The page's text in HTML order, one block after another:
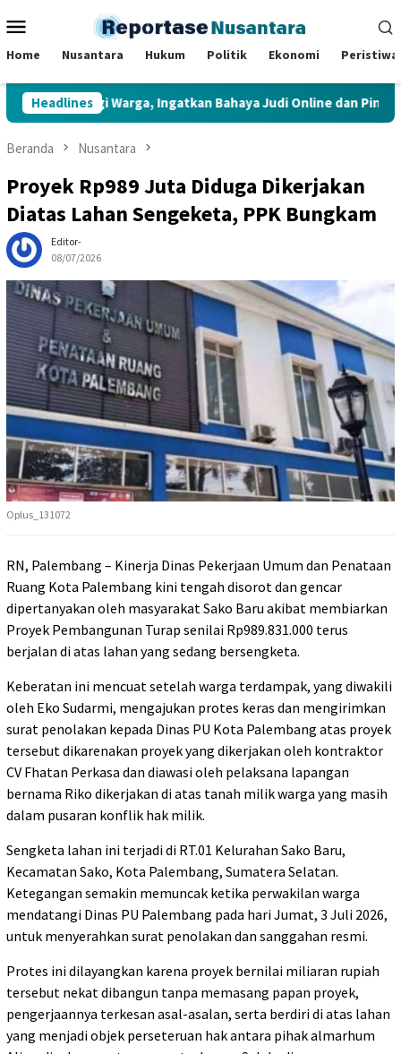
ke
Mobile
Home Nusantara Hukum Politik Ekonomi Peristiwa
Headlines
Warga, Ingatkan Bahaya Judi Online dan Pinjaman
Beranda Nusantara
Proyek Rp989 Juta Diduga Dikerjakan
Diatas Lahan Sengeketa, PPK Bungkam
Editor-
08/07/2026
Oplus_131072
RN, Palembang – Kinerja Dinas Pekerjaan Umum dan Penataan
Ruang Kota Palembang kini tengah disorot dan gencar
dipertanyakan oleh masyarakat Sako Baru akibat membiarkan
Proyek Pembangunan Turap senilai Rp989.831.000 terus
berjalan di atas lahan yang sedang bersengketa.
Keberatan ini mencuat setelah warga terdampak, yang diwakili
oleh Eko Sudarmi, mengajukan protes keras dan mengirimkan
surat penolakan kepada Dinas PU Kota Palembang atas proyek
tersebut dikarenakan proyek yang dikerjakan oleh kontraktor
CV Fhatan Perkasa dan diawasi oleh pelaksana lapangan
bernama Riko dikerjakan di atas tanah milik warga yang masih
dalam pusaran konflik hak milik.
Sengketa lahan ini terjadi di RT.01 Kelurahan Sako Baru,
Kecamatan Sako, Kota Palembang, Sumatera Selatan.
Ketegangan semakin memuncak ketika perwakilan warga
mendatangi Dinas PU Palembang pada hari Jumat, 3 Juli 2026,
untuk menyerahkan surat penolakan dan sanggahan resmi.
Protes ini dilayangkan karena proyek bernilai miliaran rupiah
tersebut nekat dibangun tanpa memasang papan proyek,
pengerjaannya terkesan asal-asalan, serta berdiri di atas lahan
yang menjadi objek perseteruan hak antara pihak almarhum